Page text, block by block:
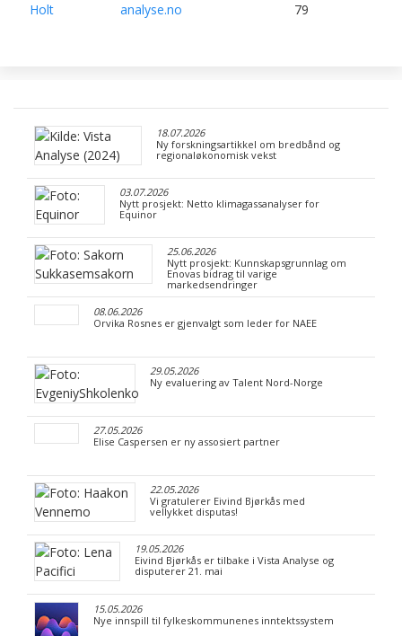
Holt
analyse.no
79
18.07.2026
Ny forskningsartikkel om bredbånd og
regionaløkonomisk vekst
03.07.2026
Nytt prosjekt: Netto klimagassanalyser for
Equinor
25.06.2026
Nytt prosjekt: Kunnskapsgrunnlag om
Enovas bidrag til varige
markedsendringer
08.06.2026
Orvika Rosnes er gjenvalgt som leder for NAEE
29.05.2026
Ny evaluering av Talent Nord-Norge
27.05.2026
Elise Caspersen er ny assosiert partner
22.05.2026
Vi gratulerer Eivind Bjørkås med
vellykket disputas!
19.05.2026
Eivind Bjørkås er tilbake i Vista Analyse og
disputerer 21. mai
15.05.2026
Nye innspill til fylkeskommunenes inntektssystem